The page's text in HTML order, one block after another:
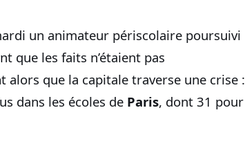
un animateur périscolaire poursuivi
que les faits n’étaient pas
que la capitale traverse une crise :
dans les écoles de Paris, dont 31 pour